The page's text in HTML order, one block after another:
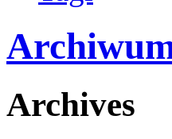
Archives